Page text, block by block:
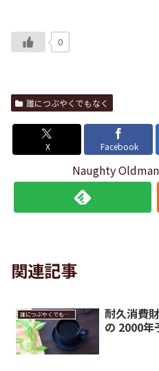
0
誰につぶやくでもなく
X Facebook
Naughty
関連記事
誰につぶやくでもなく
耐久消費
の 2000年